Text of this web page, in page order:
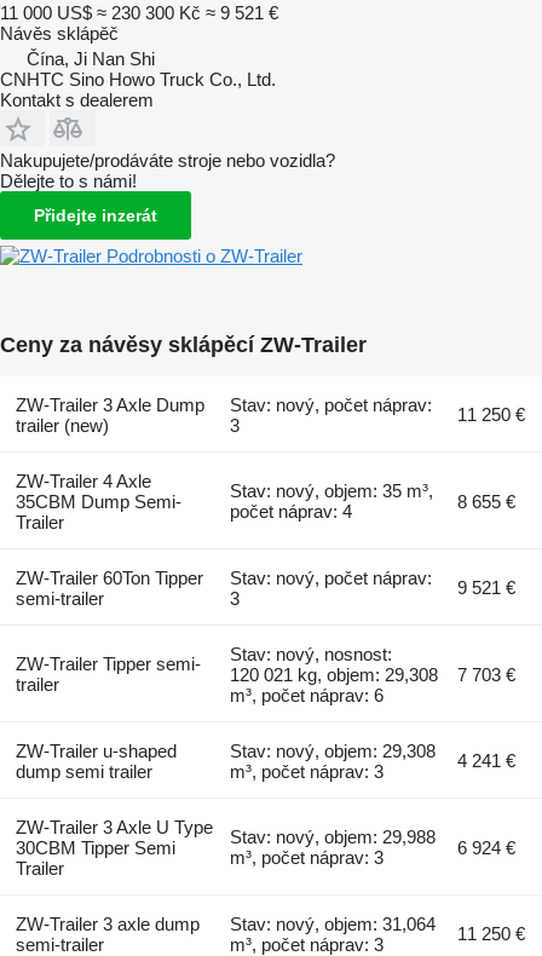
11 000 US$ ≈ 230 300 Kč ≈ 9 521 €
Návěs sklápěč
Čína, Ji Nan Shi
CNHTC Sino Howo Truck Co., Ltd.
Kontakt s dealerem
Nakupujete/prodáváte stroje nebo vozidla?
Dělejte to s námi!
Přidejte inzerát
Podrobnosti o ZW-Trailer
Ceny za návěsy sklápěcí ZW-Trailer
ZW-Trailer 3 Axle Dump
trailer (new)
Stav: nový, počet náprav:
3
11 250 €
ZW-Trailer 4 Axle
35CBM Dump Semi-
Trailer
Stav: nový, objem: 35 m³,
počet náprav: 4
8 655 €
ZW-Trailer 60Ton Tipper
semi-trailer
Stav: nový, počet náprav:
3
9 521 €
ZW-Trailer Tipper semi-
trailer
Stav: nový, nosnost:
120 021 kg, objem: 29,308
m³, počet náprav: 6
7 703 €
ZW-Trailer u-shaped
dump semi trailer
Stav: nový, objem: 29,308
m³, počet náprav: 3
4 241 €
ZW-Trailer 3 Axle U Type
30CBM Tipper Semi
Trailer
Stav: nový, objem: 29,988
m³, počet náprav: 3
6 924 €
ZW-Trailer 3 axle dump
semi-trailer
Stav: nový, objem: 31,064
m³, počet náprav: 3
11 250 €